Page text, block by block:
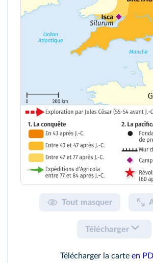
Tout masquer
Télécharger
Télécharger la carte en